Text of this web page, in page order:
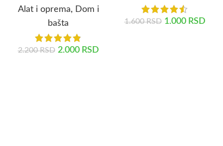
Alat i oprema, Dom i
bašta
2.200RSD 2.000 RSD
1.600RSD 1.000 RSD